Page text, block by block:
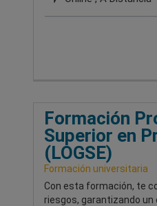
Formación
Superior en
(LOGSE)
Formación universitaria
Con esta formación, te
riesgos, garantizando